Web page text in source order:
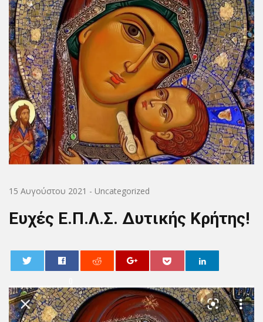
15 Αυγούστου 2021 - Uncategorized
Ευχές Ε.Π.Λ.Σ. Δυτικής Κρήτης!